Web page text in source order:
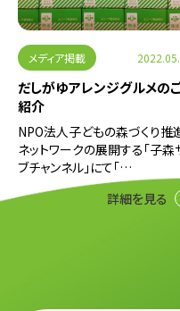
メディア掲載
だしがゆアレンジグルメの
紹介
NPO法人子どもの森づくり推
ネットワークの展開する「子森
ブチャンネル」にて「…
詳細を見る